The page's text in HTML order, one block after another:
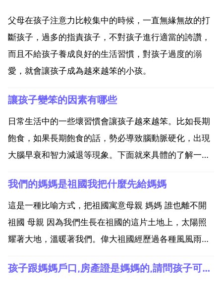
父母在孩子注意力比較集中的時候，一直無緣無故的打
斷孩子，過多的指責孩子，不對孩子進行適當的誇讚，
而且不給孩子養成良好的生活習慣，對孩子過度的溺
愛，就會讓孩子成為越來越笨的小孩。
讓孩子變笨的因素有哪些
日常生活中的一些壞習慣會讓孩子越來越笨。比如長期
飽食，如果長期飽食的話，勢必導致腦動脈硬化，出現
大腦早衰和智力減退等現象。下面就來具體的了解一下
只有多動腦筋，勤於思考，人才會變聰明。反之，不願
動腦的情況只能加速大腦的退化，聰明人也會變得愚
笨。2 帶...
我們的媽媽是祖國我把什麼先給媽媽
這是一種比喻方式，把祖國寓意母親 媽媽 誰也離不開
祖國 母親 因為我們生長在祖國的這片土地上，太陽照
耀著大地，溫暖著我們。偉大祖國經歷過各種風風雨
愛母親一樣愛自己的祖國，為祖國 母親 貢獻自己的一孩子跟媽媽戶口,房產證是媽媽的,請問孩子可以在學區房就讀拿